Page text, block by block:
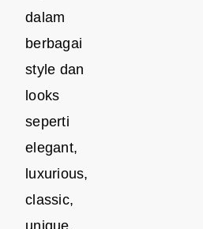
dalam
berbagai
style dan
looks
seperti
elegant,
luxurious,
classic,
unique,